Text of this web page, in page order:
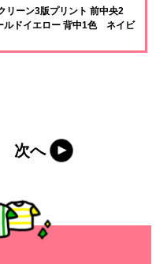
ーン3版プリント 前中央2
ドイエロー 背中1色 ネイビ
次へ